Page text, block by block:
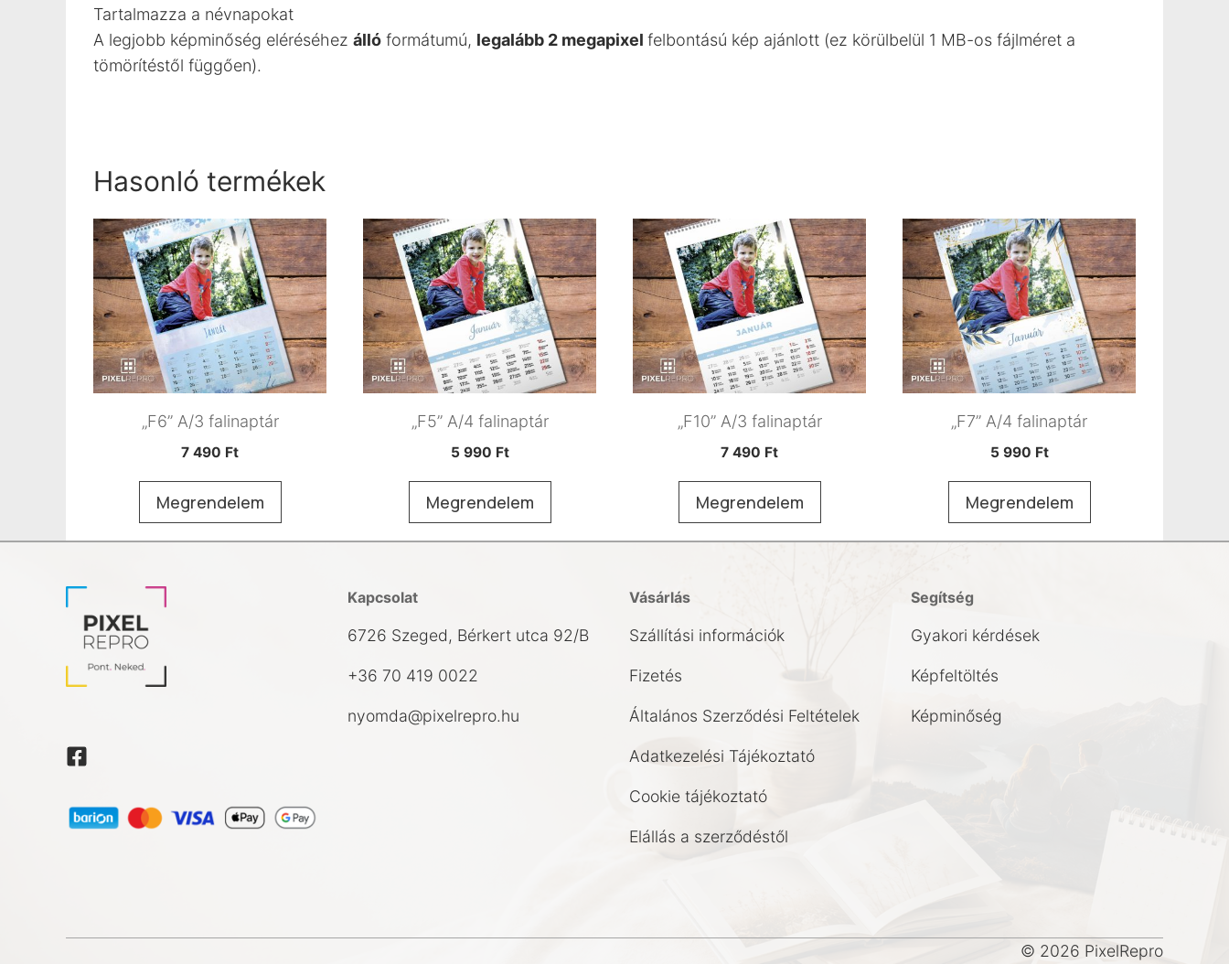
Tartalmazza a névnapokat
A legjobb képminőség eléréséhez álló formátumú, legalább 2 megapixel felbontású kép ajánlott (ez körülbelül 1 MB-os fájlméret a
tömörítéstől függően).
Hasonló termékek
„F6” A/3 falinaptár
7 490 Ft
Megrendelem
„F5” A/4 falinaptár
5 990 Ft
Megrendelem
„F10” A/3 falinaptár
7 490 Ft
Megrendelem
„F7” A/4 falinaptár
5 990 Ft
Megrendelem
Kapcsolat
6726 Szeged, Bérkert utca 92/B
+36 70 419 0022
nyomda@pixelrepro.hu
Vásárlás
Szállítási információk
Fizetés
Általános Szerződési Feltételek
Adatkezelési Tájékoztató
Cookie tájékoztató
Elállás a szerződéstől
Segítség
Gyakori kérdések
Képfeltöltés
Képminőség
© 2026 PixelRepro